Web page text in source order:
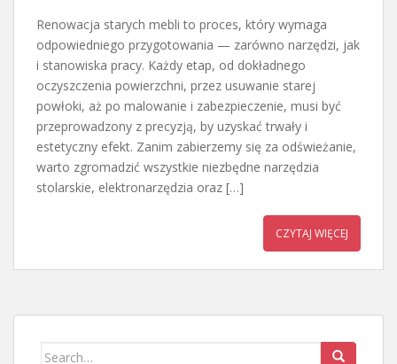
Renowacja starych mebli to proces, który wymaga
odpowiedniego przygotowania — zarówno narzędzi, jak
i stanowiska pracy. Każdy etap, od dokładnego
oczyszczenia powierzchni, przez usuwanie starej
powłoki, aż po malowanie i zabezpieczenie, musi być
przeprowadzony z precyzją, by uzyskać trwały i
estetyczny efekt. Zanim zabierzemy się za odświeżanie,
warto zgromadzić wszystkie niezbędne narzędzia
stolarskie, elektronarzędzia oraz […]
CZYTAJ WIĘCEJ
Search